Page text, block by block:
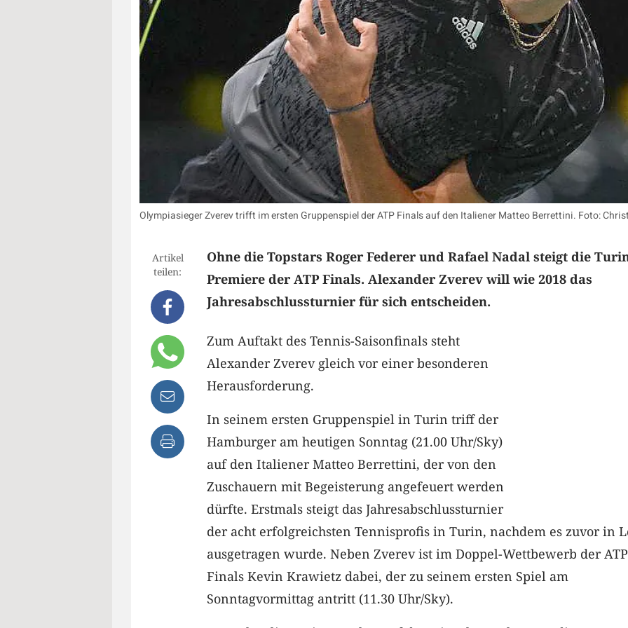
Olympiasieger Zverev trifft im ersten Gruppenspiel der ATP Finals auf den Italiener Matteo Berrettini. Foto:
Artikel
teilen:
Ohne die Topstars Roger Federer und Rafael Nadal steigt die
Premiere der ATP Finals. Alexander Zverev will wie 2018 das
Jahresabschlussturnier für sich entscheiden.
Zum Auftakt des Tennis-Saisonfinals steht
Alexander Zverev gleich vor einer besonderen
Herausforderung.
In seinem ersten Gruppenspiel in Turin triff der
Hamburger am heutigen Sonntag (21.00 Uhr/Sky)
auf den Italiener Matteo Berrettini, der von den
Zuschauern mit Begeisterung angefeuert werden
dürfte. Erstmals steigt das Jahresabschlussturnier
der acht erfolgreichsten Tennisprofis in Turin, nachdem es zuvor in
ausgetragen wurde. Neben Zverev ist im Doppel-Wettbewerb der ATP
Finals Kevin Krawietz dabei, der zu seinem ersten Spiel am
Sonntagvormittag antritt (11.30 Uhr/Sky).